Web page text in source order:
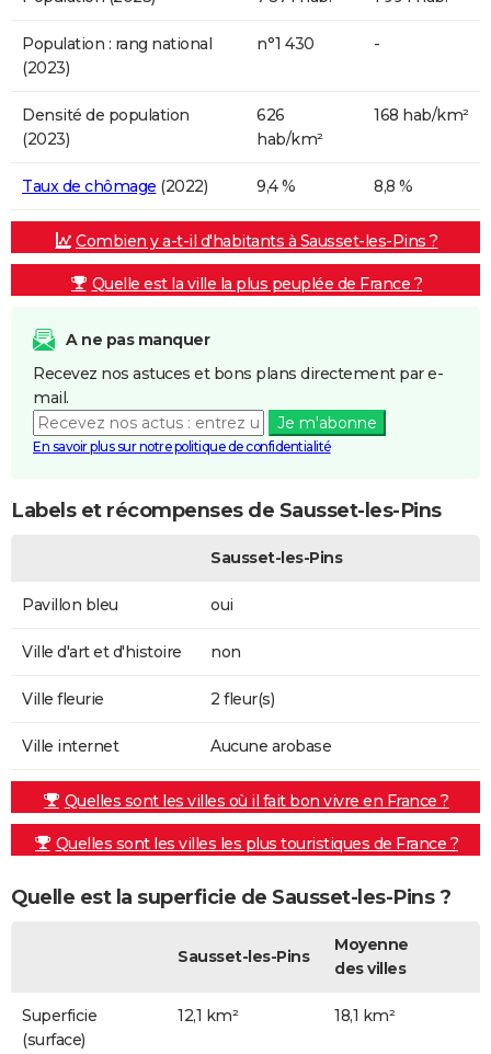
Population : rang national
(2023)
n°1 430 -
Densité de population
(2023)
626
hab/km²
168 hab/km²
Taux de chômage (2022) 9,4 % 8,8 %
Combien y a-t-il d'habitants à Sausset-les-Pins ?
Quelle est la ville la plus peuplée de France ?
A ne pas manquer
Recevez nos astuces et bons plans directement par e-
mail.
Je m'abonne
En savoir plus sur notre politique de confidentialité
Labels et récompenses de Sausset-les-Pins
Sausset-les-Pins
Pavillon bleu oui
Ville d'art et d'histoire non
Ville fleurie 2 fleur(s)
Ville internet Aucune arobase
Quelles sont les villes où il fait bon vivre en France ?
Quelles sont les villes les plus touristiques de France ?
Quelle est la superficie de Sausset-les-Pins ?
Sausset-les-Pins
Moyenne
des villes
Superficie
(surface)
12,1 km² 18,1 km²